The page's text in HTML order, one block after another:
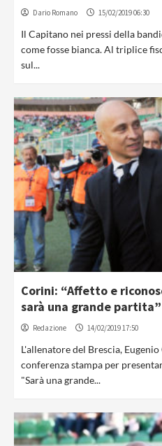
Dario Romano 15/02/2019 06:30
Il Capitano nei pressi della
come fosse bianca. Al triplice
sul...
Corini: “Affetto e
sarà una grande partita”
Redazione 14/02/2019 17:50
L'allenatore del Brescia,
conferenza stampa per
"Sarà una grande...